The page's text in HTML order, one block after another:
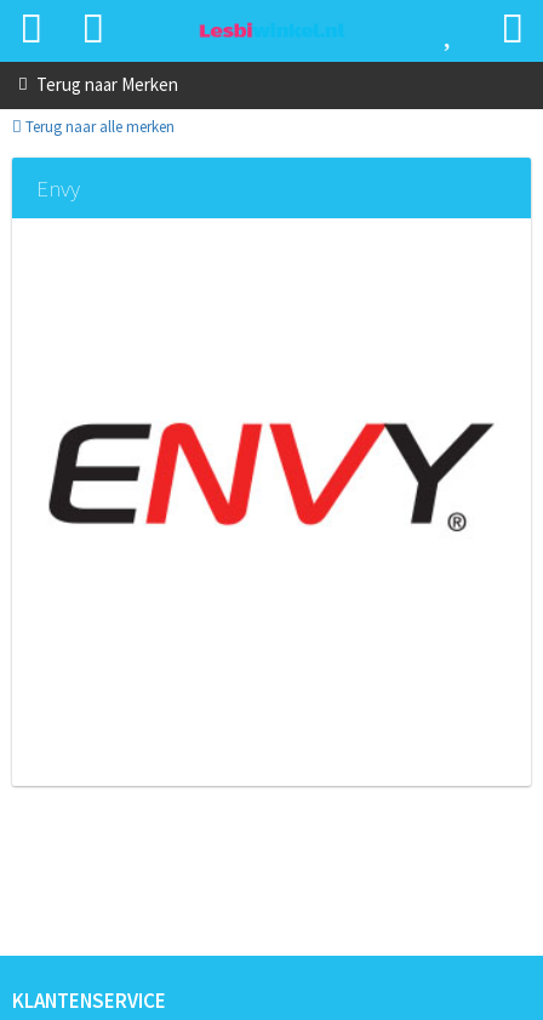
Terug naar Merken
Terug naar alle merken
Envy
KLANTENSERVICE